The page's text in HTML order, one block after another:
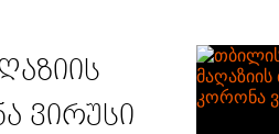
ვირუსი